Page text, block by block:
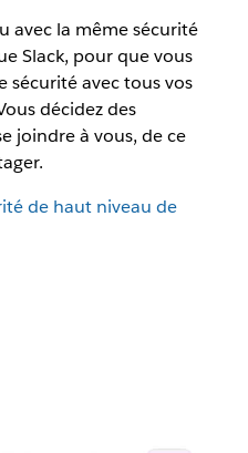
avec la même sécurité
Slack, pour que vous
sécurité avec tous vos
décidez des
joindre à vous, de ce
de haut niveau de